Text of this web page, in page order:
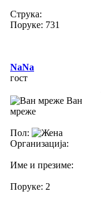
Струка:
Поруке: 731
NaNa
гост
Ван
мреже
Пол:
Организација:
Име и презиме:
Поруке: 2